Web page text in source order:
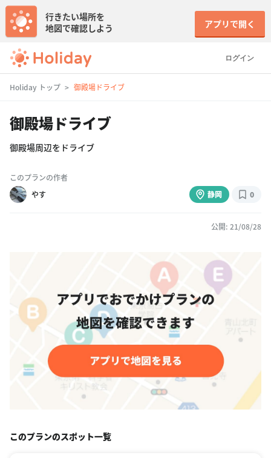
ログイン
行きたい場所を
地図で確認しよう
アプリで開く
Holiday トップ 御殿場ドライブ
御殿場ドライブ
御殿場周辺をドライブ
このプランの作者
やす
静岡 0
公開: 21/08/28
このプランのスポット一覧